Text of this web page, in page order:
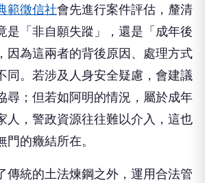
範徵信社會先進行案件評估，釐清
是「非自願失蹤」，還是「成年後
因為這兩者的背後原因、處理方式
同。若涉及人身安全疑慮，會建議
尋；但若如阿明的情況，屬於成年
人，警政資源往往難以介入，這也
的癥結所在。
傳統的土法煉鋼之外，運用合法管